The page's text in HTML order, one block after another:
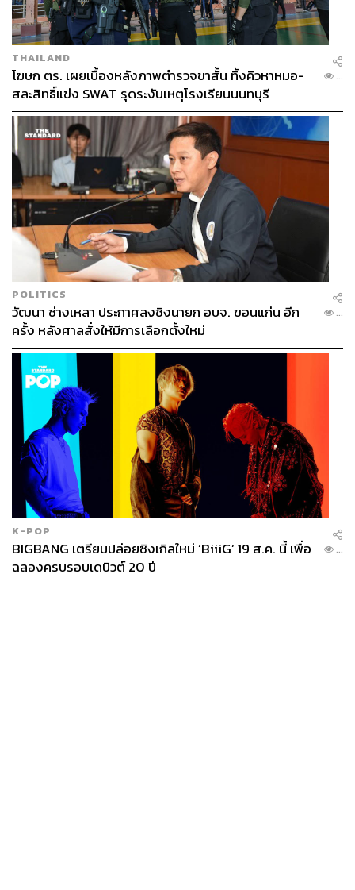
THAILAND
โฆษก ตร. เผยเบื้องหลังภาพตำรวจขาสั้น ทิ้งคิวหาหมอ-
สละสิทธิ์แข่ง SWAT รุดระงับเหตุโรงเรียนนนทบุรี
...
POLITICS
วัฒนา ช่างเหลา ประกาศลงชิงนายก อบจ. ขอนแก่น อีก
ครั้ง หลังศาลสั่งให้มีการเลือกตั้งใหม่
...
K-POP
BIGBANG เตรียมปล่อยซิงเกิลใหม่ ‘BiiiG’ 19 ส.ค. นี้ เพื่อ
ฉลองครบรอบเดบิวต์ 20 ปี
...